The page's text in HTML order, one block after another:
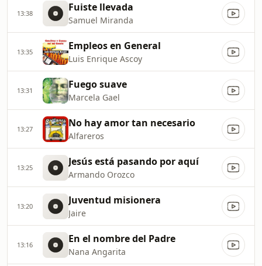
13:38 Fuiste llevada
Samuel Miranda
13:35 Empleos en General
Luis Enrique Ascoy
13:31 Fuego suave
Marcela Gael
13:27 No hay amor tan necesario
Alfareros
13:25 Jesús está pasando por aquí
Armando Orozco
13:20 Juventud misionera
Jaire
13:16 En el nombre del Padre
Nana Angarita